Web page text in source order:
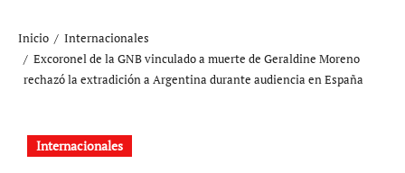
Inicio
Internacionales
Excoronel de la GNB vinculado a muerte de Geraldine Moreno
rechazó la extradición a Argentina durante audiencia en España
Internacionales